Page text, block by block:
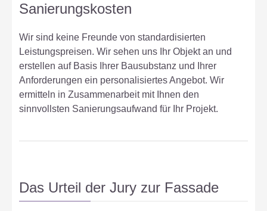
Sanierungskosten
Wir sind keine Freunde von standardisierten
Leistungspreisen. Wir sehen uns Ihr Objekt an und
erstellen auf Basis Ihrer Bausubstanz und Ihrer
Anforderungen ein personalisiertes Angebot. Wir
ermitteln in Zusammenarbeit mit Ihnen den
sinnvollsten Sanierungsaufwand für Ihr Projekt.
Das Urteil der Jury zur Fassade